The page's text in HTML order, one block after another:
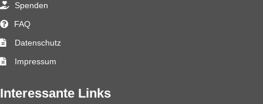
Spenden
FAQ
Datenschutz
Impressum
Interessante Links